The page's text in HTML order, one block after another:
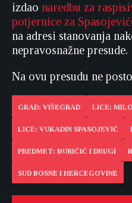
izdao naredbu za
potjernice za
na adresi stanovanja
nepravosnažne presude.
Na ovu presudu ne
GRAD: VIŠEGRAD LICE:
LICE: VUKADIN SPASOJEVIĆ
PREDMET: ĐURIČIĆ I DRUGI
SUD BOSNE I HERCEGOVINE